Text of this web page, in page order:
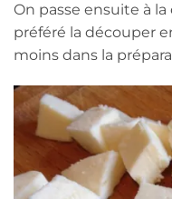
On passe ensuite à la
préféré la découper
moins dans la